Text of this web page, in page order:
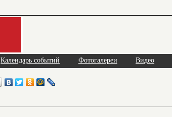
Календарь событий Фотогалереи Видео